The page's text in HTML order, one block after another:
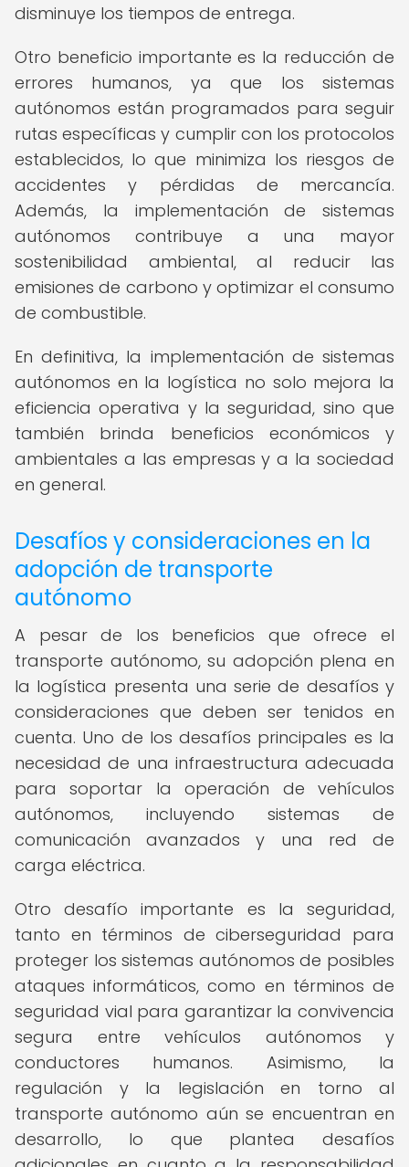
disminuye los tiempos de entrega.
Otro beneficio importante es la reducción de
errores humanos, ya que los sistemas
autónomos están programados para seguir
rutas específicas y cumplir con los protocolos
establecidos, lo que minimiza los riesgos de
accidentes y pérdidas de mercancía.
Además, la implementación de sistemas
autónomos contribuye a una mayor
sostenibilidad ambiental, al reducir las
emisiones de carbono y optimizar el consumo
de combustible.
En definitiva, la implementación de sistemas
autónomos en la logística no solo mejora la
eficiencia operativa y la seguridad, sino que
también brinda beneficios económicos y
ambientales a las empresas y a la sociedad
en general.
Desafíos y consideraciones en la
adopción de transporte
autónomo
A pesar de los beneficios que ofrece el
transporte autónomo, su adopción plena en
la logística presenta una serie de desafíos y
consideraciones que deben ser tenidos en
cuenta. Uno de los desafíos principales es la
necesidad de una infraestructura adecuada
para soportar la operación de vehículos
autónomos, incluyendo sistemas de
comunicación avanzados y una red de
carga eléctrica.
Otro desafío importante es la seguridad,
tanto en términos de ciberseguridad para
proteger los sistemas autónomos de posibles
ataques informáticos, como en términos de
seguridad vial para garantizar la convivencia
segura entre vehículos autónomos y
conductores humanos. Asimismo, la
regulación y la legislación en torno al
transporte autónomo aún se encuentran en
desarrollo, lo que plantea desafíos